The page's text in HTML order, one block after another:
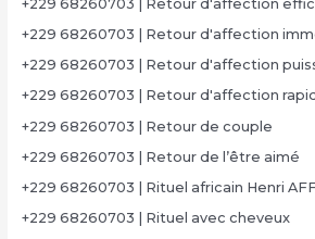
+229 68260703 | Retour d'affection
+229 68260703 | Retour d'affection
+229 68260703 | Retour d'affection
+229 68260703 | Retour d'affection
+229 68260703 | Retour de couple
+229 68260703 | Retour de l’être aimé
+229 68260703 | Rituel africain Henri
+229 68260703 | Rituel avec cheveux